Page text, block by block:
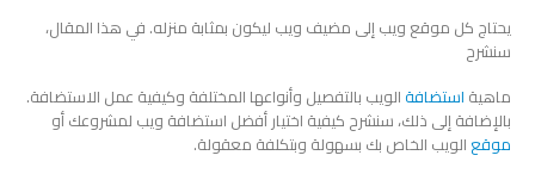
يحتاج كل موقع ويب إلى مضيف ويب ليكون بمثابة منزله. في هذا المقال،
سنشرح
ماهية استضافة الويب بالتفصيل وأنواعها المختلفة وكيفية عمل الاستضافة.
بالإضافة إلى ذلك، سنشرح كيفية اختيار أفضل استضافة ويب لمشروعك أو
موقع الويب الخاص بك بسهولة وبتكلفة معقولة.